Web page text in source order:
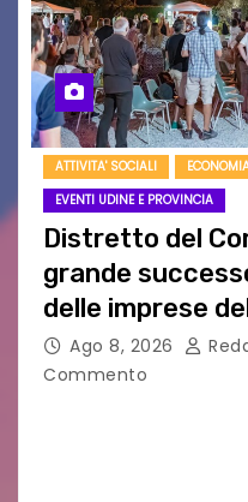
ATTIVITA' SOCIALI
EVENTI UDINE E PROVINCIA
Distretto del
grande
delle imprese
Ago 8, 2026
Commento